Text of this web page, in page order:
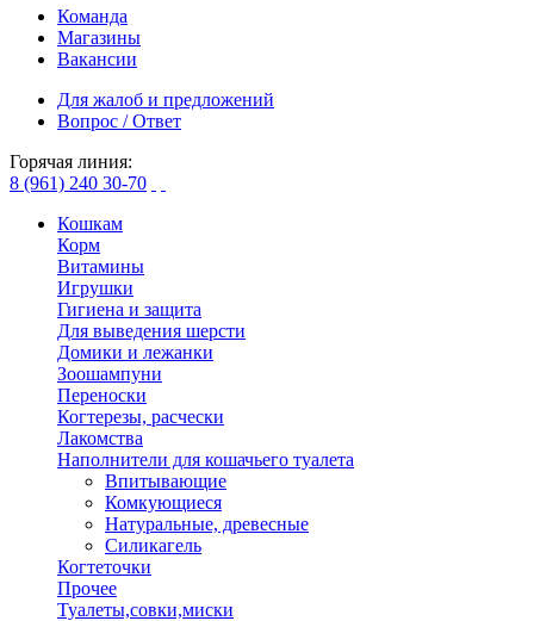
Команда
Магазины
Вакансии
Для жалоб и предложений
Вопрос / Ответ
Горячая линия:
8 (961) 240 30-70
Кошкам
Корм
Витамины
Игрушки
Гигиена и защита
Для выведения шерсти
Домики и лежанки
Зоошампуни
Переноски
Когтерезы, расчески
Лакомства
Наполнители для кошачьего туалета
Впитывающие
Комкующиеся
Натуральные, древесные
Силикагель
Когтеточки
Прочее
Туалеты,совки,миски